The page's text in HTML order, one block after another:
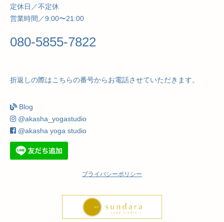
定休日／不定休
営業時間／9:00〜21:00
080-5855-7822
折返しの際はこちらの番号からお電話させていただきます。
Blog
@akasha_yogastudio
@akasha yoga studio
プライバシーポリシー